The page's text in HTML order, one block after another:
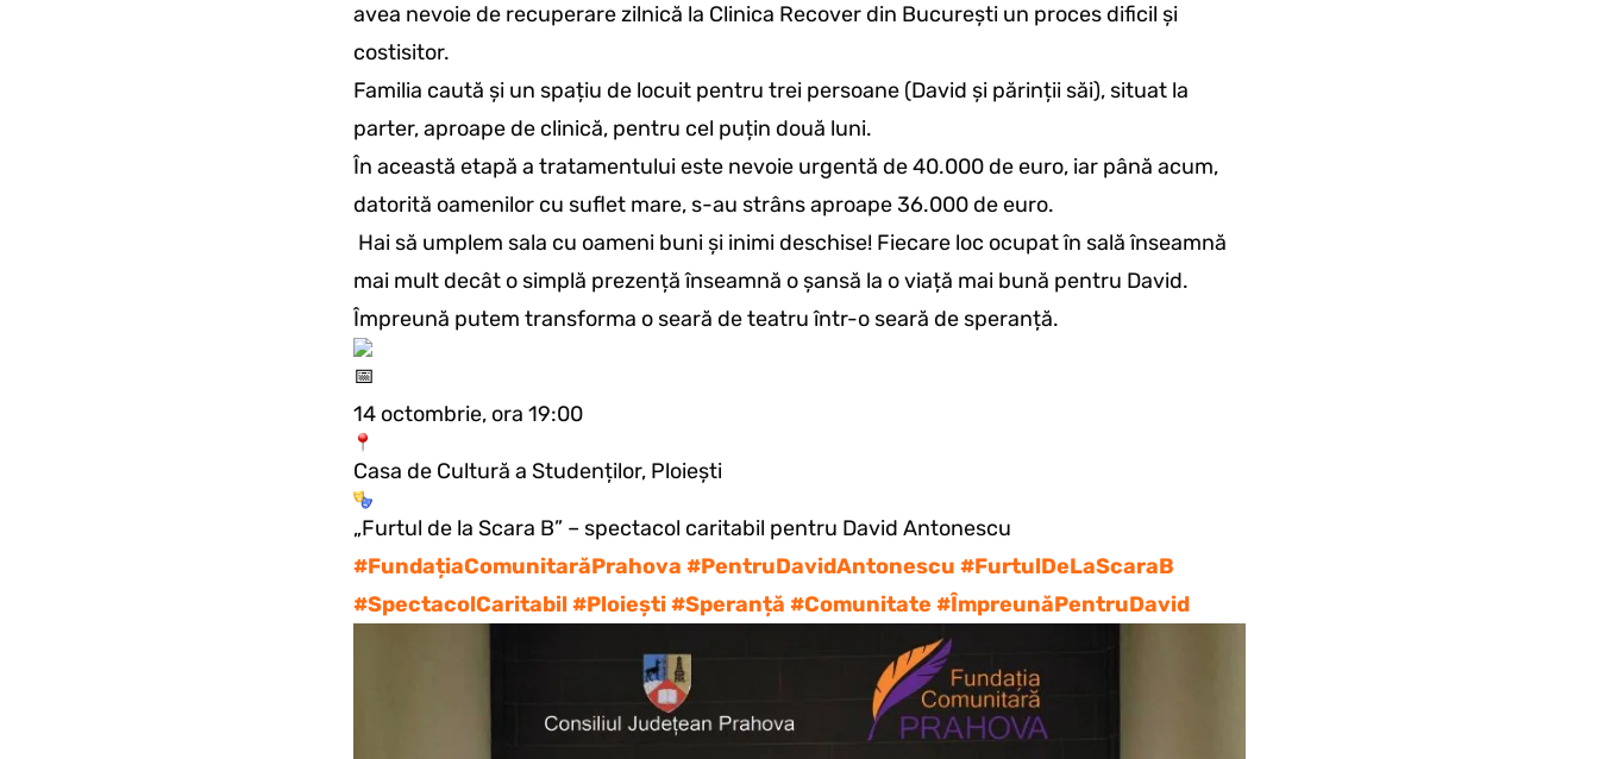
avea nevoie de recuperare zilnică la Clinica Recover din București un proces dificil și
costisitor.
Familia caută și un spațiu de locuit pentru trei persoane (David și părinții săi), situat la
parter, aproape de clinică, pentru cel puțin două luni.
În această etapă a tratamentului este nevoie urgentă de 40.000 de euro, iar până acum,
datorită oamenilor cu suflet mare, s-au strâns aproape 36.000 de euro.
Hai să umplem sala cu oameni buni și inimi deschise! Fiecare loc ocupat în sală înseamnă
mai mult decât o simplă prezență înseamnă o șansă la o viață mai bună pentru David.
Împreună putem transforma o seară de teatru într-o seară de speranță.
14 octombrie, ora 19:00
Casa de Cultură a Studenților, Ploiești
„Furtul de la Scara B” – spectacol caritabil pentru David Antonescu
#FundațiaComunitarăPrahova #PentruDavidAntonescu #FurtulDeLaScaraB
#SpectacolCaritabil #Ploiești#Speranță #Comunitate #ÎmpreunăPentruDavid